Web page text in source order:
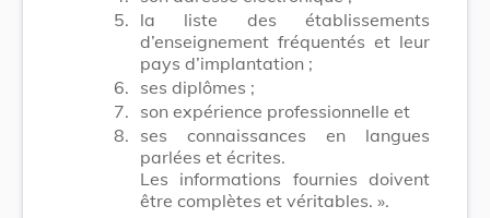
5. la liste des établissements
d’enseignement fréquentés et leur
pays d’implantation ;
6. ses diplômes ;
7. son expérience professionnelle et
8. ses connaissances en langues
parlées et écrites.
Les informations fournies doivent
être complètes et véritables. ».